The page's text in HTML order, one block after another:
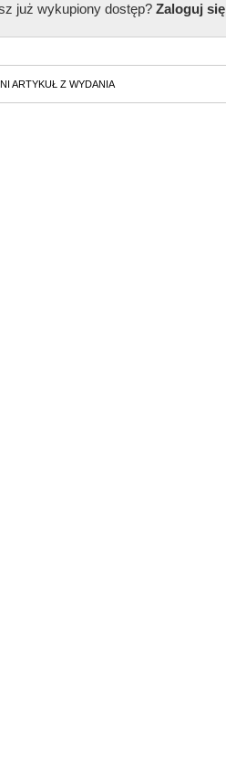
już wykupiony dostęp?Zaloguj się
ARTYKUŁ Z WYDANIA